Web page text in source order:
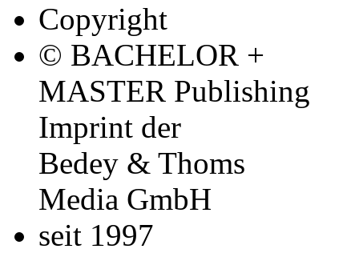
Copyright
© BACHELOR +
MASTER Publishing
Imprint der
Bedey & Thoms
Media GmbH
seit 1997